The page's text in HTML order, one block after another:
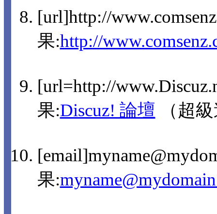
[url]http://
果:http://
[url=http://
果:Discuz! 論壇 （超
果: